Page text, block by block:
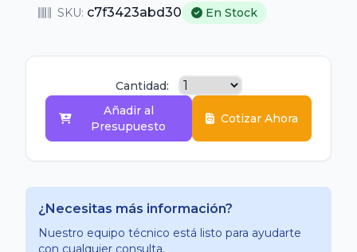
SKU: c7f3423abd30 En Stock
Cantidad:
Añadir al
Presupuesto
Cotizar Ahora
¿Necesitas más información?
Nuestro equipo técnico está listo para ayudarte
con cualquier consulta.